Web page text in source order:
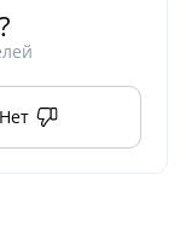
Нет